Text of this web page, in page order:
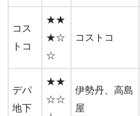
コス
トコ
★★
★☆
☆
コストコ
デパ
地下
★★
☆☆
伊勢丹、高島
屋